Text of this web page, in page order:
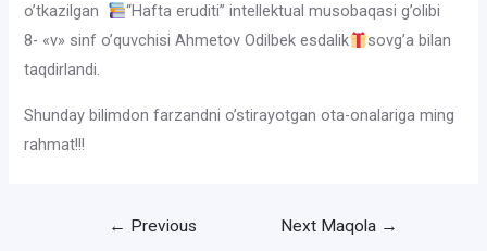
o’tkazilgan
“Hafta eruditi” intellektual musobaqasi g’olibi
8- «v» sinf o’quvchisi Ahmetov Odilbek esdalik
sovg’a bilan
taqdirlandi.
Shunday bilimdon farzandni o’stirayotgan ota-onalariga ming
rahmat!!!
← Previous
Next Maqola →